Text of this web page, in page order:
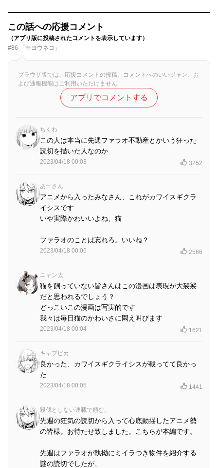
この話への応援コメント
（アプリ版に投稿されたコメントを表示しています）
#86 「モヨウネコ」
ブラウザ版では、応援コメントの投稿、コメントへのいいジャン、お
よび通報機能はご利用いただけません
アプリでコメントする
ちくわ
この人は本当に先週ファラオ不動産とかいう狂った
読切を描いた人なのか
2023/04/18 00:03 3252
あーさん
アニメから入ったみなさん、これがカワイスギクラ
イシスです
いや実際かわいいよね、猫
ファラオのことは忘れろ。いいね？
2023/04/18 00:06 2566
ニャン太
猫を飼っていない皆さんはこの漫画は表現が大袈裟
だと思われるでしょう？
どっこいこの漫画は写実的です
我々は毎日猫のかわいさに悶え叫びます
2023/04/18 00:04 1621
キャプピカ
良かった、カワイスギクライシスが載ってて良かっ
た
2023/04/18 00:05 1441
殺伐としない連載で頼む。
先週の狂気の読切から入って心底動揺したアニメ勢
の皆様。お待たせ致しました。こちらが本編です。
先週はファラオが執拗にミイラつき物件を紹介する
謎の読切でしたが、